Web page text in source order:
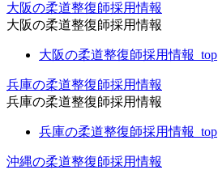
大阪の柔道整復師採用情報
大阪の柔道整復師採用情報
大阪の柔道整復師採用情報_top
兵庫の柔道整復師採用情報
兵庫の柔道整復師採用情報
兵庫の柔道整復師採用情報_top
沖縄の柔道整復師採用情報